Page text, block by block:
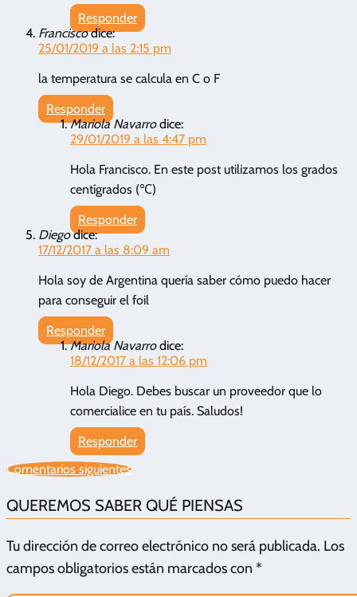
Responder
Francisco dice:
25/01/2019 a las 2:15 pm
la temperatura se calcula en C o F
Responder
Mariola Navarro dice:
29/01/2019 a las 4:47 pm
Hola Francisco. En este post utilizamos los grados
centígrados (℃)
Responder
Diego dice:
17/12/2017 a las 8:09 am
Hola soy de Argentina quería saber cómo puedo hacer
para conseguir el foil
Responder
Mariola Navarro dice:
18/12/2017 a las 12:06 pm
Hola Diego. Debes buscar un proveedor que lo
comercialice en tu país. Saludos!
Responder
Comentarios siguientes
QUEREMOS SABER QUÉ PIENSAS
Tu dirección de correo electrónico no será publicada. Los
campos obligatorios están marcados con *